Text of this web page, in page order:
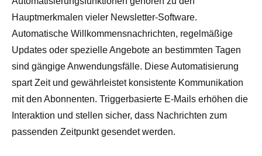
Hauptmerkmalen vieler Newsletter-Software.
Automatische Willkommensnachrichten, regelmäßige
Updates oder spezielle Angebote an bestimmten Tagen
sind gängige Anwendungsfälle. Diese Automatisierung
spart Zeit und gewährleistet konsistente Kommunikation
mit den Abonnenten. Triggerbasierte E-Mails erhöhen die
Interaktion und stellen sicher, dass Nachrichten zum
passenden Zeitpunkt gesendet werden.